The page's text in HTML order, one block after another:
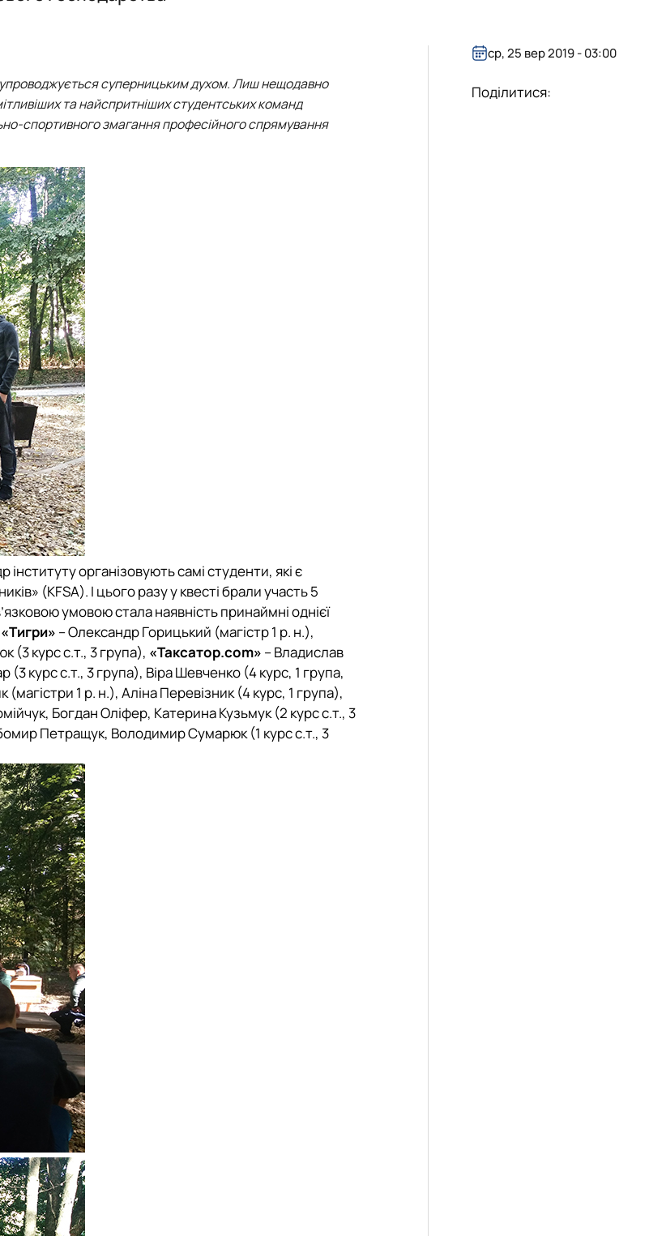
2026студентів-лісівників”
суперницьким духом. Лиш нещодавно
та найспритніших студентських команд
спортивного змагання професійного спрямування
організовують самі студенти, які є
(KFSA). І цього разу у квесті брали участь 5
умовою стала наявність принаймні однієї
«Тигри» – Олександр Горицький (магістр 1 р. н.),
(3 курс с.т., 3 група), «Таксатор.com» – Владислав
курс с.т., 3 група), Віра Шевченко (4 курс, 1 група,
1 р. н.), Аліна Перевізник (4 курс, 1 група),
Богдан Оліфер, Катерина Кузьмук (2 курс с.т., 3
Петращук, Володимир Сумарюк (1 курс с.т., 3
ср, 25 вер 2019 - 03:00
Поділитися: